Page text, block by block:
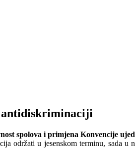
antidiskriminaciji
spolova i primjena Konvencije
održati u jesenskom terminu, sada u